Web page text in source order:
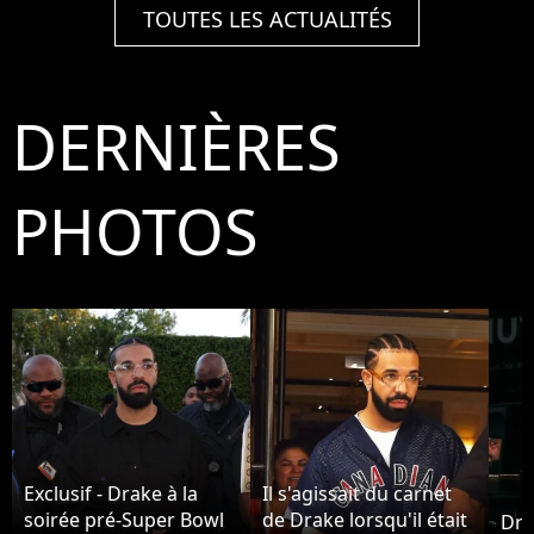
TOUTES LES ACTUALITÉS
DERNIÈRES
PHOTOS
Exclusif - Drake à la
soirée pré-Super Bowl
Il s'agissait du carnet
de Drake lorsqu'il était